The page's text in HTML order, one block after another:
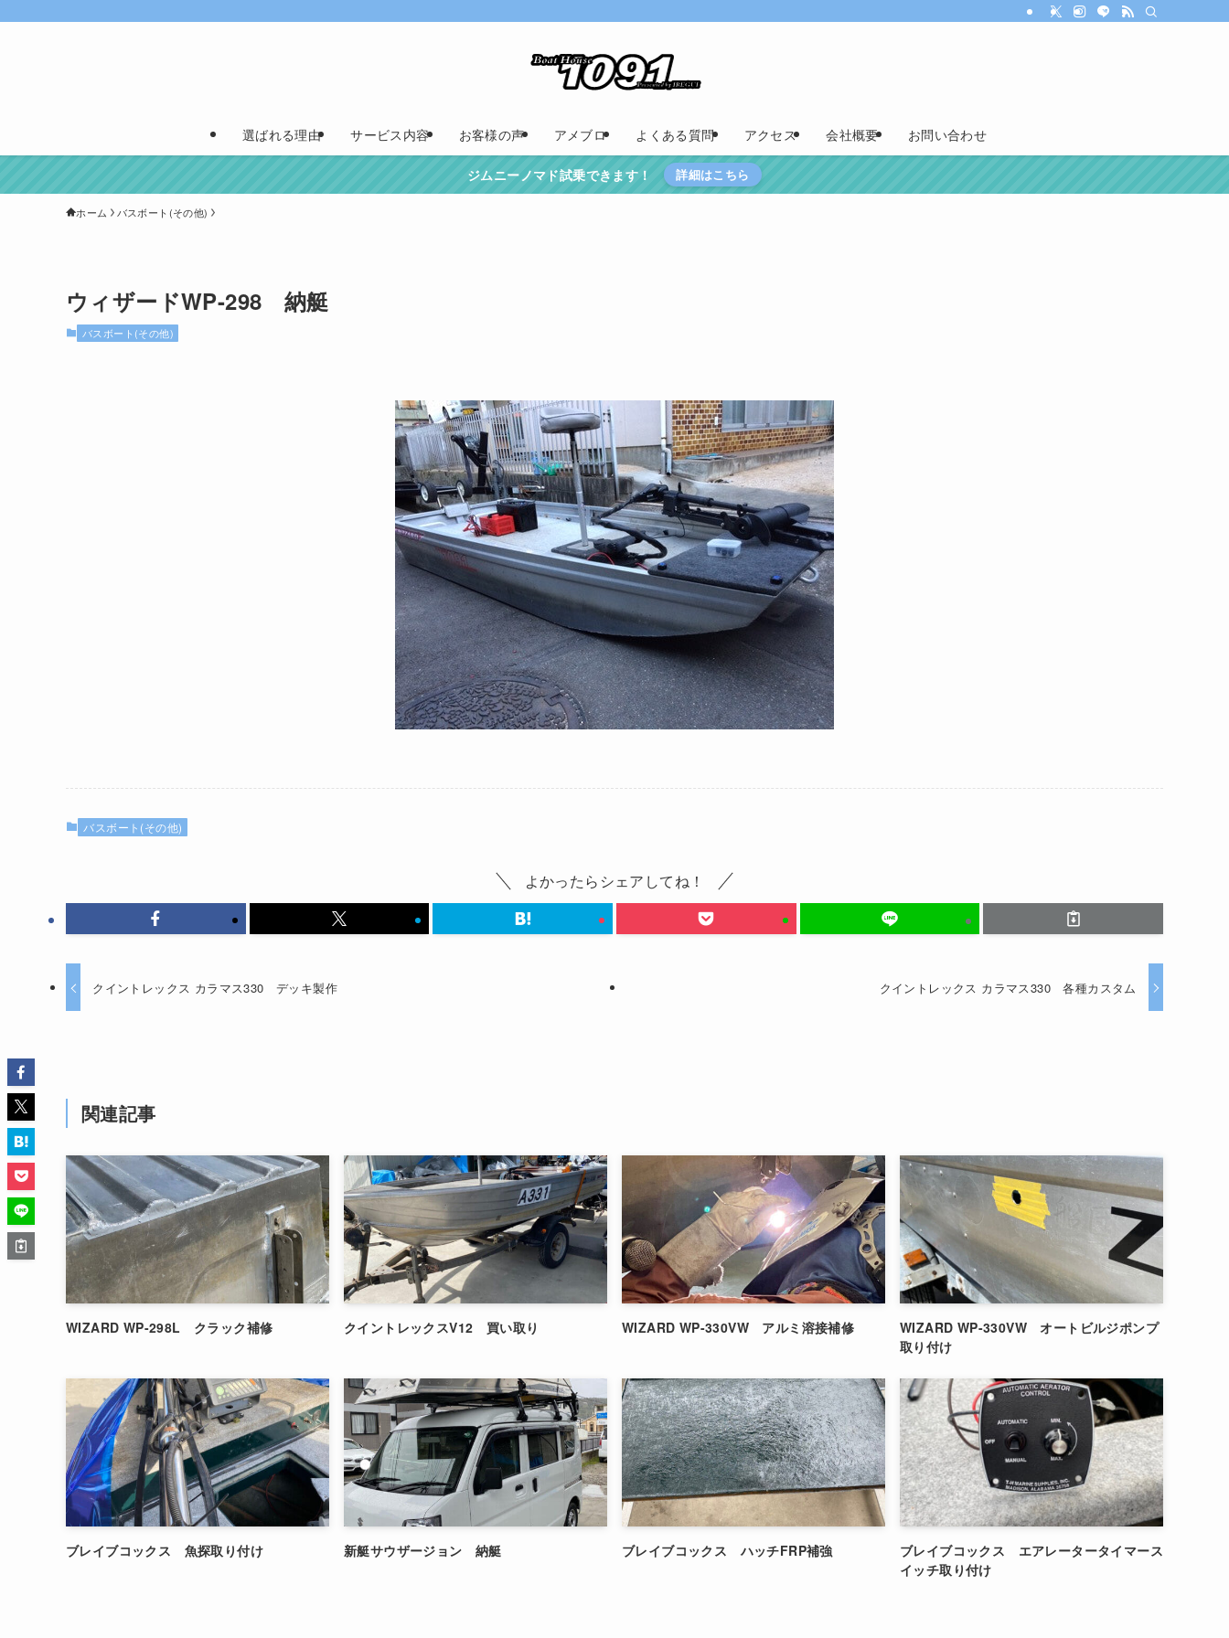
選ばれる理由 サービス内容 お客様の声 アメブロ よくある質問 アクセス 会社概要 お問い合わせ
ジムニーノマド試乗できます！ 詳細はこちら
ホーム バスボート(その他)
ウィザードWP-298 納艇
バスボート(その他)
バスボート(その他)
よかったらシェアしてね！
クイントレックス カラマス330 デッキ製作 クイントレックス カラマス330 各種カスタム
関連記事
WIZARD WP-298L クラック補修 クイントレックスV12 買い取り WIZARD WP-330VW アルミ溶接補修
WIZARD WP-330VW オートビルジポンプ
取り付け
ブレイブコックス 魚探取り付け 新艇サウザージョン 納艇 ブレイブコックス ハッチFRP補強
ブレイブコックス エアレータータイマース
イッチ取り付け